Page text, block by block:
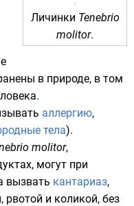
Личинки Tenebrio
molitor.
в природе, в том
аллергию,
тела).
molitor,
могут при
вызвать кантариаз,
рвотой и коликой, без